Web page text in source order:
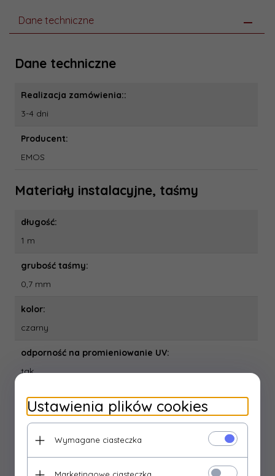
Dane techniczne
Dane techniczne
Realizacja zamówienia::
3-4 dni
Producent:
EMOS
Materiały instalacyjne, taśmy
długość:
1 m
grubość taśmy:
0,7 mm
kolor:
czarny
odporność na promieniowanie UV:
tak
opakowanie:
1 szt., pudełko
połączenie wodoszczelne:
tak
Ustawienia plików cookies
Wymagane ciasteczka